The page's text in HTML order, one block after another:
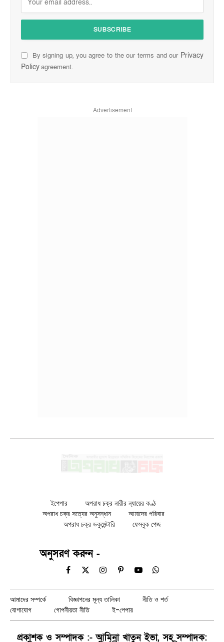
By signing up, you agree to the our terms and our Privacy
Policyagreement.
Advertisement
ইপেপার
অপরাধ চক্র নারীর ন্যায়ের কণ্ঠ
অপরাধ চক্র সত্যের অনুসন্ধান
আমাদের পরিবার
অপরাধ চক্র ডকুমেন্টারি
ফেসবুক পেজ
অনুসরণ করুন -
Facebook
X
InstagramPinterestYouTubeWhatsApp
আমাদের সম্পর্কে বিজ্ঞাপনের মূল্য তালিকা
নীতি ও শর্ত
যোগাযোগ
গোপনীয়তা নীতি ই-পেপার
প্রকাশক ও সম্পাদক :- আমিনা খাতুন ইভা, সহ সম্পাদক: